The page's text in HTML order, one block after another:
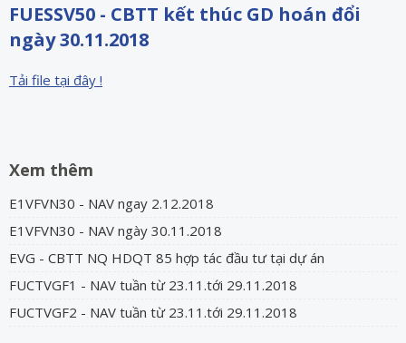
FUESSV50 - CBTT kết thúc GD hoán đổi
ngày 30.11.2018
Tải file tại đây !
Xem thêm
E1VFVN30 - NAV ngay 2.12.2018
E1VFVN30 - NAV ngày 30.11.2018
EVG - CBTT NQ HDQT 85 hợp tác đầu tư tại dự án
FUCTVGF1 - NAV tuần từ 23.11.tới 29.11.2018
FUCTVGF2 - NAV tuần từ 23.11.tới 29.11.2018